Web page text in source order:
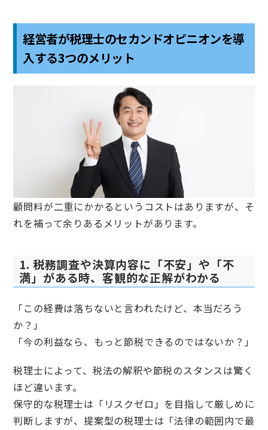
経営者が税理士のセカンドオピニオンを導
入する3つのメリット
顧問料が二重にかかるというコストはありますが、そ
れを補って余りあるメリットがあります。
1. 税務調査や決算内容に「不安」や「不
満」がある時、客観的な正解がわかる
「この経費は落ちないと言われたけど、本当だろう
か？」
「今の利益なら、もっと節税できるのではないか？」
税理士によって、税法の解釈や節税のスタンスは驚く
ほど違います。
保守的な税理士は「リスクゼロ」を目指して厳しめに
判断しますが、提案型の税理士は「法律の範囲内で最